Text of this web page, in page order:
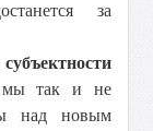
за
мы так и не
над новым